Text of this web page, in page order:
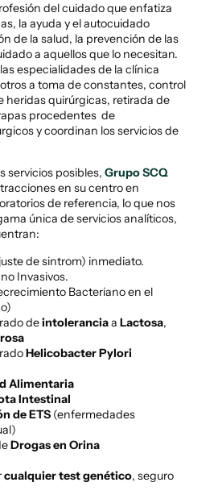
del cuidado que enfatiza
la ayuda y el autocuidado
de la salud, la prevención de las
a aquellos que lo necesitan.
especialidades de la clínica
a toma de constantes, control
heridas quirúrgicas, retirada de
procedentes de
y coordinan los servicios de
servicios posibles, Grupo SCQ
en su centro en
de referencia, lo que nos
única de servicios analíticos,
de sintrom) inmediato.
Invasivos.
Bacteriano en el
deintoleranciaa Lactosa,
Helicobacter Pylori
Alimentaria
Intestinal
de ETS(enfermedades
Drogas en Orina
cualquier test genético, seguro